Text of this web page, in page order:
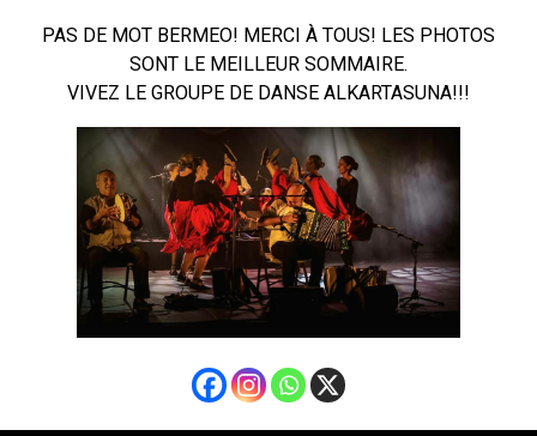
PAS DE MOT BERMEO! MERCI À TOUS! LES PHOTOS
SONT LE MEILLEUR SOMMAIRE.
VIVEZ LE GROUPE DE DANSE ALKARTASUNA!!!